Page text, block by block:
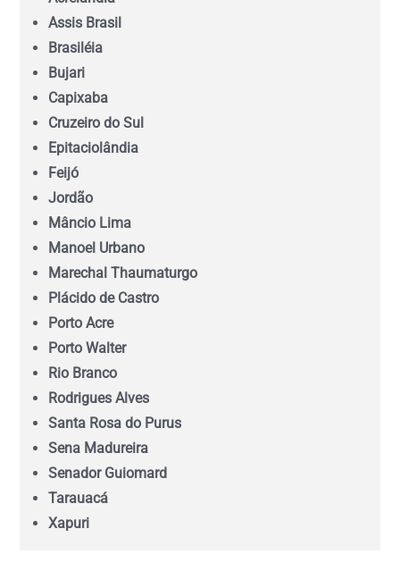
Assis Brasil
Brasiléia
Bujari
Capixaba
Cruzeiro do Sul
Epitaciolândia
Feijó
Jordão
Mâncio Lima
Manoel Urbano
Marechal Thaumaturgo
Plácido de Castro
Porto Acre
Porto Walter
Rio Branco
Rodrigues Alves
Santa Rosa do Purus
Sena Madureira
Senador Guiomard
Tarauacá
Xapuri